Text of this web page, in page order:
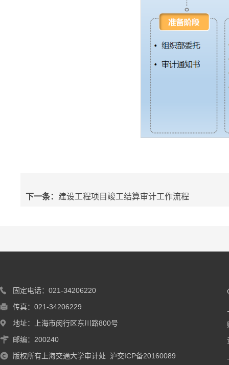
下一条： 建设工程项目竣工结算审计工作流程
固定电话：021-34206220
传真：021-34206229
地址：上海市闵行区东川路800号
邮编：200240
版权所有上海交通大学审计处 沪交ICP备20160089